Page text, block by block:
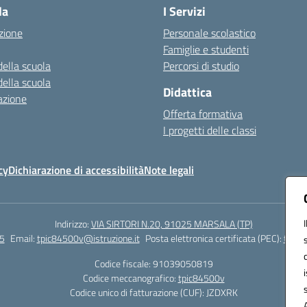
scuola
scuola
I Servizi
Personale scolastico
Famiglie e studenti
Percorsi di studio
Didattica
Offerta formativa
I progetti delle classi
Dichiarazione di accessibilitàNote legali
Indirizzo:VIA SIRTORI N.20, 91025 MARSALA (TP)
Email:tpic84500v@istruzione.it Posta elettronica certificata (PEC):
Codice fiscale: 91039050819
Codice meccanografico:tpic84500v
Codice unico di fatturazione (CUF): JZDXRK